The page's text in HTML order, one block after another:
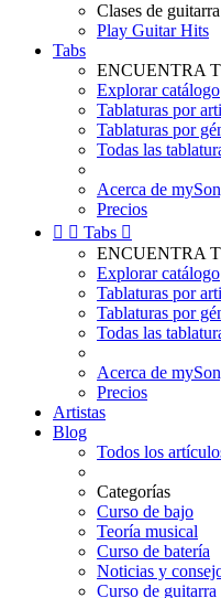
Clases de guitarra
Play Guitar Hits
Tabs
ENCUENTRA
Explorar catálogo
Tablaturas por
Tablaturas por
Todas las
Acerca de
Precios
  Tabs 
ENCUENTRA
Explorar catálogo
Tablaturas por
Tablaturas por
Todas las
Acerca de
Precios
Artistas
Blog
Todos los
Categorías
Curso de bajo
Teoría musical
Curso de batería
Noticias y
Curso de guitarra